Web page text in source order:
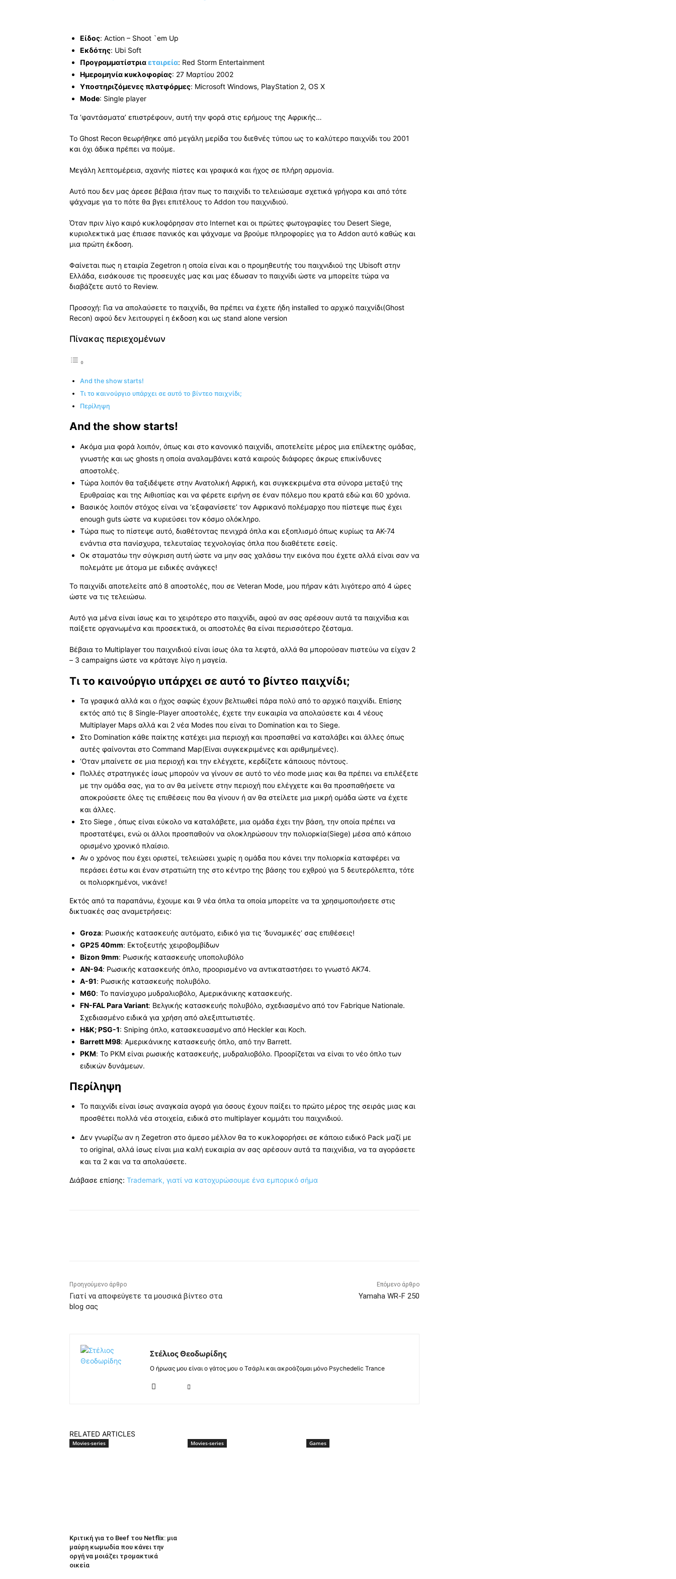
Είδος: Action – Shoot `em Up
Εκδότης: Ubi Soft
Προγραμματίστριαεταιρεία: Red Storm Entertainment
Ημερομηνία κυκλοφορίας: 27 Μαρτίου 2002
Υποστηριζόμενες πλατφόρμες: Microsoft Windows, PlayStation 2, OS X
Mode: Single player
Τα ‘φαντάσματα’ επιστρέφουν, αυτή την φορά στις ερήμους της Αφρικής…
To Ghost Recon θεωρήθηκε από μεγάλη μερίδα του διεθνές τύπου ως το καλύτερο παιχνίδι του 2001
και όχι άδικα πρέπει να πούμε.
Μεγάλη λεπτομέρεια, αχανής πίστες και γραφικά και ήχος σε πλήρη αρμονία.
Αυτό που δεν μας άρεσε βέβαια ήταν πως το παιχνίδι το τελειώσαμε σχετικά γρήγορα και από τότε
ψάχναμε για το πότε θα βγει επιτέλους το Addon του παιχνιδιού.
Όταν πριν λίγο καιρό κυκλοφόρησαν στο Internet και οι πρώτες φωτογραφίες του Desert Siege,
κυριολεκτικά μας έπιασε πανικός και ψάχναμε να βρούμε πληροφορίες για το Addon αυτό καθώς και
μια πρώτη έκδοση.
Φαίνεται πως η εταιρία Zegetron η οποία είναι και ο προμηθευτής του παιχνιδιού της Ubisoft στην
Ελλάδα, εισάκουσε τις προσευχές μας και μας έδωσαν το παιχνίδι ώστε να μπορείτε τώρα να
διαβάζετε αυτό το Review.
Προσοχή: Για να απολαύσετε το παιχνίδι, θα πρέπει να έχετε ήδη installed το αρχικό παιχνίδι(Ghost
Recon) αφού δεν λειτουργεί η έκδοση και ως stand alone version
Πίνακας περιεχομένων
And the show starts!
Τι το καινούργιο υπάρχει σε αυτό το βίντεο παιχνίδι;
Περίληψη
And the show starts!
Ακόμα μια φορά λοιπόν, όπως και στο κανονικό παιχνίδι, αποτελείτε μέρος μια επίλεκτης ομάδας,
γνωστής και ως ghosts η οποία αναλαμβάνει κατά καιρούς διάφορες άκρως επικίνδυνες
αποστολές.
Τώρα λοιπόν θα ταξιδέψετε στην Ανατολική Αφρική, και συγκεκριμένα στα σύνορα μεταξύ της
Ερυθραίας και της Αιθιοπίας και να φέρετε ειρήνη σε έναν πόλεμο που κρατά εδώ και 60 χρόνια.
Βασικός λοιπόν στόχος είναι να ‘εξαφανίσετε’ τον Αφρικανό πολέμαρχο που πίστεψε πως έχει
enough guts ώστε να κυριεύσει τον κόσμο ολόκληρο.
Τώρα πως το πίστεψε αυτό, διαθέτοντας πενιχρά όπλα και εξοπλισμό όπως κυρίως τα AK-74
ενάντια στα πανίσχυρα, τελευταίας τεχνολογίας όπλα που διαθέτετε εσείς.
Οκ σταματάω την σύγκριση αυτή ώστε να μην σας χαλάσω την εικόνα που έχετε αλλά είναι σαν να
πολεμάτε με άτομα με ειδικές ανάγκες!
Το παιχνίδι αποτελείτε από 8 αποστολές, που σε Veteran Mode, μου πήραν κάτι λιγότερο από 4 ώρες
ώστε να τις τελειώσω.
Αυτό για μένα είναι ίσως και το χειρότερο στο παιχνίδι, αφού αν σας αρέσουν αυτά τα παιχνίδια και
παίξετε οργανωμένα και προσεκτικά, οι αποστολές θα είναι περισσότερο ζέσταμα.
Βέβαια το Multiplayer του παιχνιδιού είναι ίσως όλα τα λεφτά, αλλά θα μπορούσαν πιστεύω να είχαν 2
– 3 campaigns ώστε να κράταγε λίγο η μαγεία.
Τι το καινούργιο υπάρχει σε αυτό το βίντεο παιχνίδι;
Τα γραφικά αλλά και ο ήχος σαφώς έχουν βελτιωθεί πάρα πολύ από το αρχικό παιχνίδι. Επίσης
εκτός από τις 8 Single-Player αποστολές, έχετε την ευκαιρία να απολαύσετε και 4 νέους
Multiplayer Maps αλλά και 2 νέα Modes που είναι το Domination και το Siege.
Στο Domination κάθε παίκτης κατέχει μια περιοχή και προσπαθεί να καταλάβει και άλλες όπως
αυτές φαίνονται στο Command Map(Είναι συγκεκριμένες και αριθμημένες).
‘Oταν μπαίνετε σε μια περιοχή και την ελέγχετε, κερδίζετε κάποιους πόντους.
Πολλές στρατηγικές ίσως μπορούν να γίνουν σε αυτό το νέο mode μιας και θα πρέπει να επιλέξετε
με την ομάδα σας, για το αν θα μείνετε στην περιοχή που ελέγχετε και θα προσπαθήσετε να
αποκρούσετε όλες τις επιθέσεις που θα γίνουν ή αν θα στείλετε μια μικρή ομάδα ώστε να έχετε
και άλλες.
Στο Siege , όπως είναι εύκολο να καταλάβετε, μια ομάδα έχει την βάση, την οποία πρέπει να
προστατέψει, ενώ οι άλλοι προσπαθούν να ολοκληρώσουν την πολιορκία(Siege) μέσα από κάποιο
ορισμένο χρονικό πλαίσιο.
Αν ο χρόνος που έχει οριστεί, τελειώσει χωρίς η ομάδα που κάνει την πολιορκία καταφέρει να
περάσει έστω και έναν στρατιώτη της στο κέντρο της βάσης του εχθρού για 5 δευτερόλεπτα, τότε
οι πολιορκημένοι, νικάνε!
Εκτός από τα παραπάνω, έχουμε και 9 νέα όπλα τα οποία μπορείτε να τα χρησιμοποιήσετε στις
δικτυακές σας αναμετρήσεις:
Groza: Ρωσικής κατασκευής αυτόματο, ειδικό για τις ‘δυναμικές’ σας επιθέσεις!
GP25 40mm: Εκτοξευτής χειροβομβίδων
Bizon 9mm: Ρωσικής κατασκευής υποπολυβόλο
AN-94: Ρωσικής κατασκευής όπλο, προορισμένο να αντικαταστήσει το γνωστό AK74.
A-91: Ρωσικής κατασκευής πολυβόλο.
M60: Το πανίσχυρο μυδραλιοβόλο, Αμερικάνικης κατασκευής.
FN-FAL Para Variant: Βελγικής κατασκευής πολυβόλο, σχεδιασμένο από τον Fabrique Nationale.
Σχεδιασμένο ειδικά για χρήση από αλεξιπτωτιστές.
H&K; PSG-1: Sniping όπλο, κατασκευασμένο από Heckler και Koch.
Barrett M98: Αμερικάνικης κατασκευής όπλο, από την Barrett.
PKM: Το PKM είναι ρωσικής κατασκευής, μυδραλιοβόλο. Προορίζεται να είναι το νέο όπλο των
ειδικών δυνάμεων.
Περίληψη
Το παιχνίδι είναι ίσως αναγκαία αγορά για όσους έχουν παίξει το πρώτο μέρος της σειράς μιας και
προσθέτει πολλά νέα στοιχεία, ειδικά στο multiplayer κομμάτι του παιχνιδιού.
Δεν γνωρίζω αν η Zegetron στο άμεσο μέλλον θα το κυκλοφορήσει σε κάποιο ειδικό Pack μαζί με
το original, αλλά ίσως είναι μια καλή ευκαιρία αν σας αρέσουν αυτά τα παιχνίδια, να τα αγοράσετε
και τα 2 και να τα απολαύσετε.
Διάβασε επίσης: Trademark, γιατί να κατοχυρώσουμε ένα εμπορικό σήμα
Προηγούμενο άρθρο
Γιατί να αποφεύγετε τα μουσικά βίντεο στα
blog σας
Επόμενο άρθρο
Yamaha WR-F 250
Στέλιος Θεοδωρίδης
Ο ήρωας μου είναι ο γάτος μου ο Τσάρλι και ακροάζομαι μόνο Psychedelic Trance
RELATED ARTICLES
Movies-series
Κριτική για το Beef του Netflix: μια
μαύρη κωμωδία που κάνει την
οργή να μοιάζει τρομακτικά
οικεία
Movies-series Games